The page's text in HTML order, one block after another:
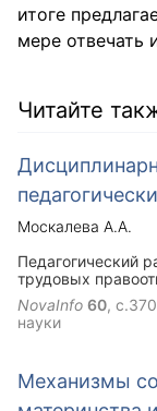
итоге
мере отвечать
Читайте
Москалева А.А.
Педагогический
трудовых
деятельности
проступках, за
ответственность.
несогласия с
NovaInfo 60,
науки
Механизмы